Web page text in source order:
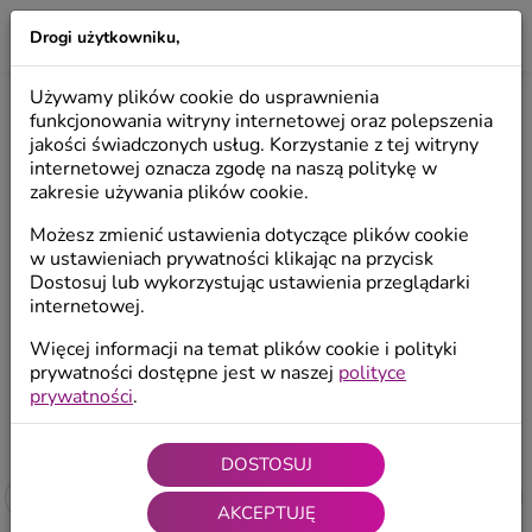
LILIO
BOMBKI JEDNOKOLOROWE
Wszystkie bombki Bombki dekorowane
Bombki kształtki Szpice choinkowe
Start Produkty Bombki choinkowe Bombki jednokolorowe
4.98 / 5 (61ocen
Drogi użytkowniku,
Używamy plików cookie do usprawnienia
funkcjonowania witryny internetowej oraz polepszenia
jakości świadczonych usług. Korzystanie z tej witryny
internetowej oznacza zgodę na naszą politykę w
zakresie używania plików cookie.
Możesz zmienić ustawienia dotyczące plików cookie
w ustawieniach prywatności klikając na przycisk
Dostosuj lub wykorzystując ustawienia przeglądarki
internetowej.
Więcej informacji na temat plików cookie i polityki
prywatności dostępne jest w naszej polityce
prywatności.
DOSTOSUJ
AKCEPTUJĘ